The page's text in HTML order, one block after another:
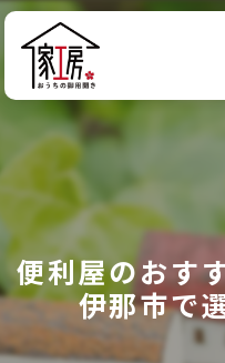
便利屋のおす
伊那市で